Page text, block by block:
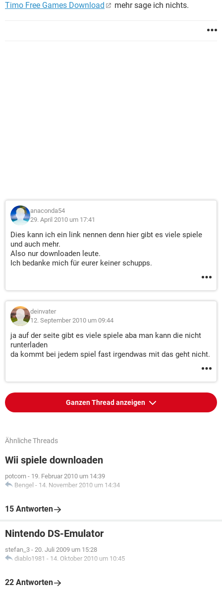
Timo Free Games Download mehr sage ich nichts.
anaconda54
29. April 2010 um 17:41
Dies kann ich ein link nennen denn hier gibt es viele spiele
und auch mehr.
Also nur downloaden leute.
Ich bedanke mich für eurer keiner schupps.
deinvater
12. September 2010 um 09:44
ja auf der seite gibt es viele spiele aba man kann die nicht
runterladen
da kommt bei jedem spiel fast irgendwas mit das geht nicht.
Ganzen Thread anzeigen
Ähnliche Threads
Wii spiele downloaden
potcorn - 19. Februar 2010 um 14:39
Bengel - 14. November 2010 um 14:34
15 Antworten
Nintendo DS-Emulator
stefan_3 - 20. Juli 2009 um 15:28
diablo1981 - 14. Oktober 2010 um 10:45
22 Antworten